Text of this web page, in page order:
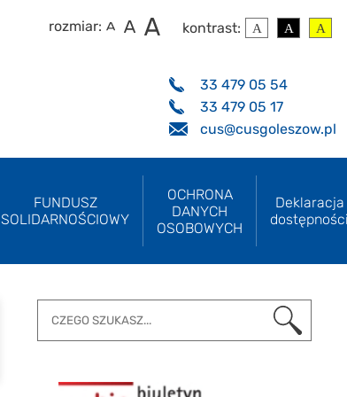
kontrast:
rozmiar:
33 479 05 54
33 479 05 17
cus@cusgoleszow.pl
FUNDUSZ
SOLIDARNOŚCIOWY
OCHRONA
DANYCH
OSOBOWYCH
Deklaracja